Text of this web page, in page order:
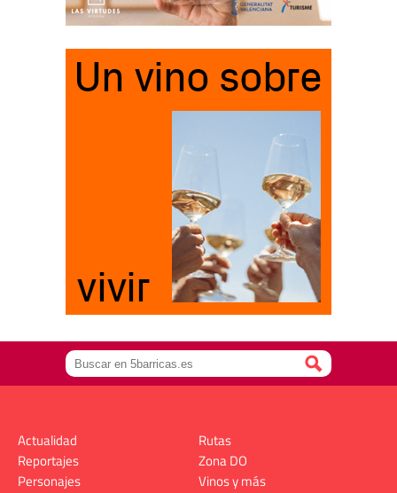
Actualidad
Reportajes
Personajes
Rutas
Zona DO
Vinos y más